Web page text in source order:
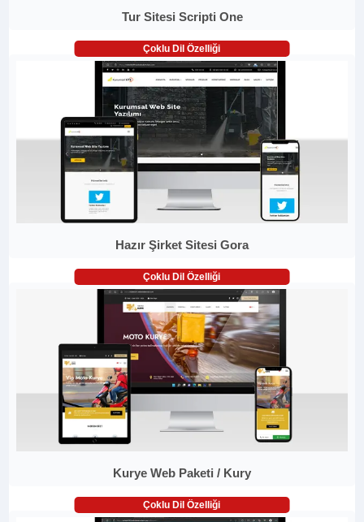
Tur Sitesi Scripti One
Çoklu Dil Özelliği
Hazır Şirket Sitesi Gora
Çoklu Dil Özelliği
Kurye Web Paketi / Kury
Çoklu Dil Özelliği